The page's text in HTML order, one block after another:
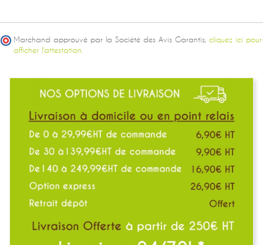
Marchand approuvé par la Société des Avis Garantis, cliquez ici pour
afficher l'attestation.